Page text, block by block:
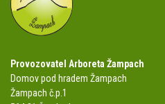
Provozovatel Arboreta Žampach
Domov pod hradem Žampach
Žampach č.p.1